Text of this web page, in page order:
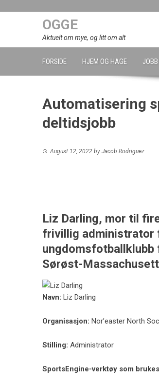
OGGE
Aktuelt om mye, og litt om alt
FORSIDE HJEM OG HAGE JOBB
Automatisering
deltidsjobb
August 12, 2022 by Jacob Rodriguez
Liz Darling, mor til
frivillig administrator
ungdomsfotballklubb
Sørøst-
Navn: Liz Darling
Organisasjon: Nor’easter North
Stilling: Administrator
SportsEngine-verktøy som